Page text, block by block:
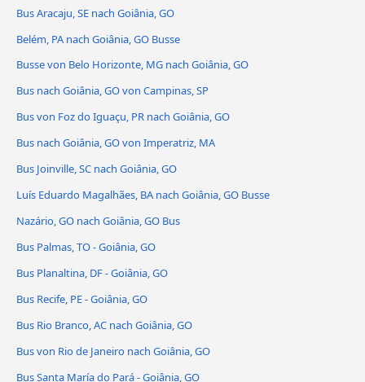
Bus Aracaju, SE nach Goiânia, GO
Belém, PA nach Goiânia, GO Busse
Busse von Belo Horizonte, MG nach Goiânia, GO
Bus nach Goiânia, GO von Campinas, SP
Bus von Foz do Iguaçu, PR nach Goiânia, GO
Bus nach Goiânia, GO von Imperatriz, MA
Bus Joinville, SC nach Goiânia, GO
Luís Eduardo Magalhães, BA nach Goiânia, GO Busse
Nazário, GO nach Goiânia, GO Bus
Bus Palmas, TO - Goiânia, GO
Bus Planaltina, DF - Goiânia, GO
Bus Recife, PE - Goiânia, GO
Bus Rio Branco, AC nach Goiânia, GO
Bus von Rio de Janeiro nach Goiânia, GO
Bus Santa María do Pará - Goiânia, GO